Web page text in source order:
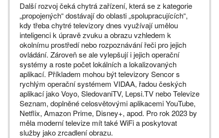
Další rozvoj čeká chytrá zařízení, která se z kategorie
„propojených“ dostávají do oblasti „spolupracujících“,
kdy třeba chytré televizory dnes využívají umělou
inteligenci k úpravě zvuku a obrazu vzhledem k
okolnímu prostředí nebo rozpoznávání řeči pro jejich
ovládání. Zároveň se ale vylepšují i jejich operační
systémy a roste počet lokálních a lokalizovaných
aplikací. Příkladem mohou být televizory Sencor s
rychlým operační systémem VIDAA, řadou českých
aplikací jako Voyo, SledovaniTV, Lepsi.TV nebo Televize
Seznam, doplněné celosvětovými aplikacemi YouTube,
Netflix, Amazon Prime, Disney+, apod. Pro rok 2023 by
měla moderní televize mít také WiFi a poskytovat
služby jako zrcadlení obrazu.